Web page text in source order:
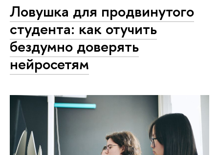
Ловушка для продвинутого
студента: как отучить
бездумно доверять
нейросетям